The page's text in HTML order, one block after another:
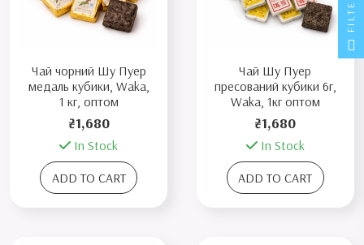
Чай чорний Шу Пуер
медаль кубики, Waka,
1 кг, оптом
₴1,680
In Stock
ADD TO CART
Чай Шу Пуер
пресований кубики 6г,
Waka, 1кг оптом
₴1,680
In Stock
ADD TO CART
FILTER